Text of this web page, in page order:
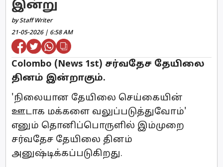
இன்று
by Staff Writer
21-05-2026 | 6:58 AM
Colombo (News 1st) சர்வதேச தேயிலை
தினம் இன்றாகும்.
'நிலையான தேயிலை செய்கையின்
ஊடாக மக்களை வலுப்படுத்துவோம்'
எனும் தொனிப்பொருளில் இம்முறை
சர்வதேச தேயிலை தினம்
அனுஷ்டிக்கப்படுகிறது.